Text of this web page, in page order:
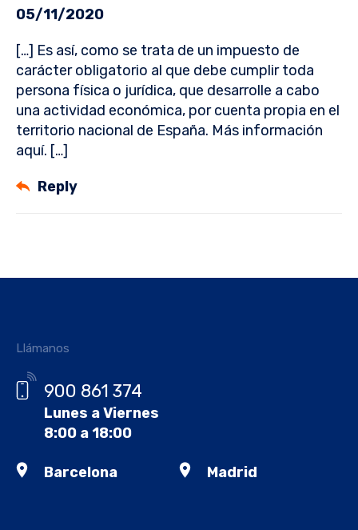
05/11/2020
[…] Es así, como se trata de un impuesto de
carácter obligatorio al que debe cumplir toda
persona física o jurídica, que desarrolle a cabo
una actividad económica, por cuenta propia en el
territorio nacional de España. Más información
aquí. […]
Reply
Llámanos
900 861 374
Lunes a Viernes
8:00 a 18:00
Barcelona Madrid